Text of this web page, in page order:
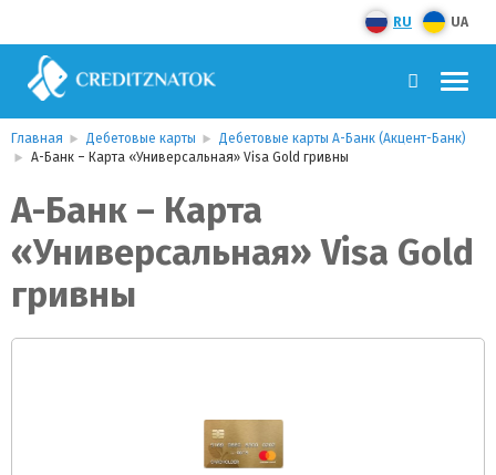
RU UA
Главная Дебетовые карты
Дебетовые карты А-Банк (Акцент-Банк)
А-Банк – Карта «Универсальная» Visa Gold гривны
А-Банк – Карта
«Универсальная» Visa Gold
гривны